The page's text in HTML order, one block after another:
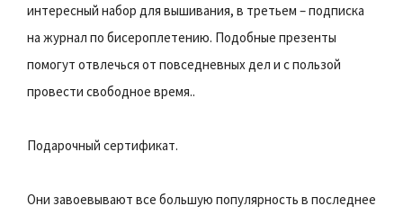
интересный набор для вышивания, в третьем – подписка
на журнал по бисероплетению. Подобные презенты
помогут отвлечься от повседневных дел и с пользой
провести свободное время..
Подарочный сертификат.
Они завоевывают все большую популярность в последнее